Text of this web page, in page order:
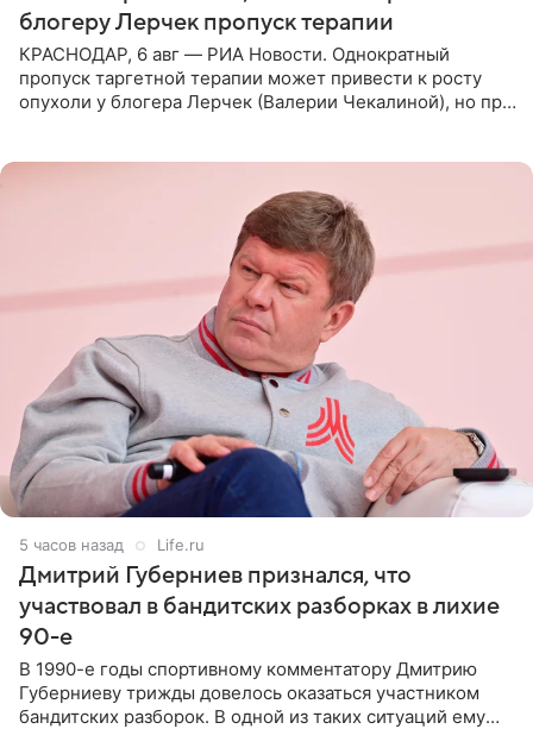
блогеру Лерчек пропуск терапии
КРАСНОДАР, 6 авг — РИА Новости. Однократный
пропуск таргетной терапии может привести к росту
опухоли у блогера Лерчек (Валерии Чекалиной), но при
5 часов назад Life.ru
Дмитрий Губерниев признался, что
участвовал в бандитских разборках в лихие
90-е
В 1990-е годы спортивному комментатору Дмитрию
Губерниеву трижды довелось оказаться участником
бандитских разборок. В одной из таких ситуаций ему